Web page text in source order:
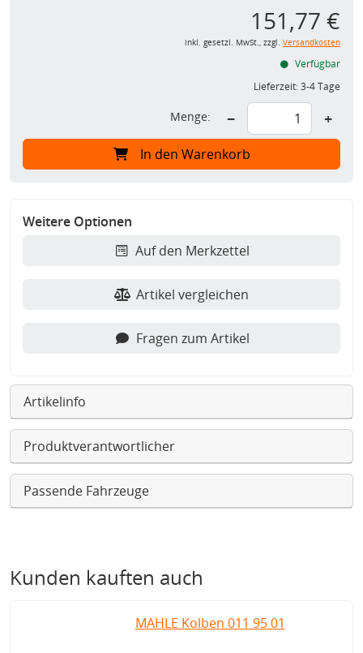
151,77 €
inkl. gesetzl. MwSt., zzgl. Versandkosten
Verfügbar
Lieferzeit:3-4 Tage
Menge: − +
In den Warenkorb
Weitere Optionen
Auf den Merkzettel
Artikel vergleichen
Fragen zum Artikel
Artikelinfo
Produktverantwortlicher
Passende Fahrzeuge
Kunden kauften auch
MAHLE Kolben 011 95 01